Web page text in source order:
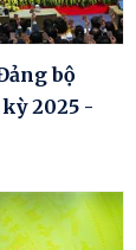
bộ
2025 -